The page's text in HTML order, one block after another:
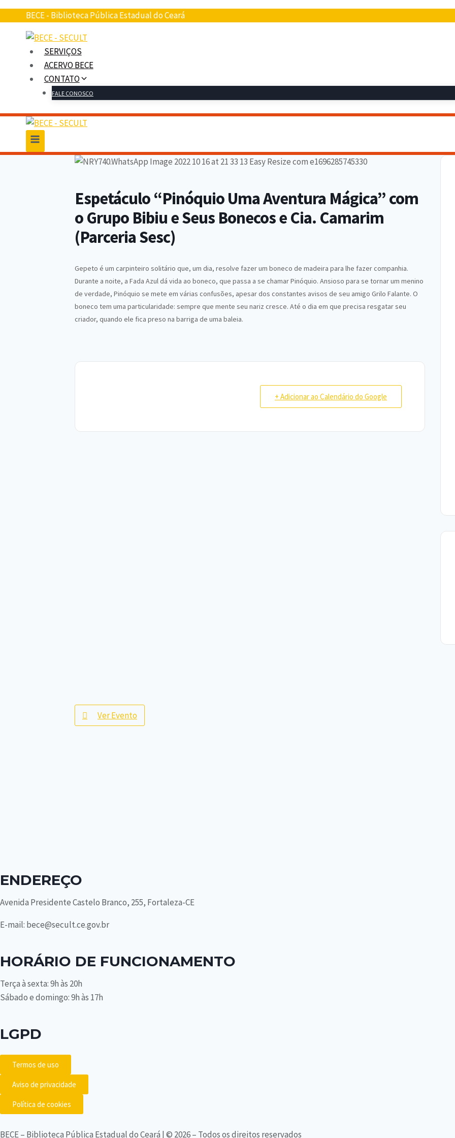
BECE - Biblioteca Pública Estadual do Ceará
SERVIÇOS
ACERVO BECE
CONTATO
FALE CONOSCO
Espetáculo “Pinóquio Uma Aventura Mágica” com
o Grupo Bibiu e Seus Bonecos e Cia. Camarim
(Parceria Sesc)
Gepeto é um carpinteiro solitário que, um dia, resolve fazer um boneco de madeira para lhe fazer companhia.
Durante a noite, a Fada Azul dá vida ao boneco, que passa a se chamar Pinóquio. Ansioso para se tornar um menino
de verdade, Pinóquio se mete em várias confusões, apesar dos constantes avisos de seu amigo Grilo Falante. O
boneco tem uma particularidade: sempre que mente seu nariz cresce. Até o dia em que precisa resgatar seu
criador, quando ele fica preso na barriga de uma baleia.
+ Adicionar ao Calendário do Google
Ver Evento
ENDEREÇO
Avenida Presidente Castelo Branco, 255, Fortaleza-CE
E-mail: bece@secult.ce.gov.br
HORÁRIO DE FUNCIONAMENTO
Terça à sexta: 9h às 20h
Sábado e domingo: 9h às 17h
LGPD
Termos de uso
Aviso de privacidade
Política de cookies
BECE – Biblioteca Pública Estadual do Ceará | © 2026 – Todos os direitos reservados